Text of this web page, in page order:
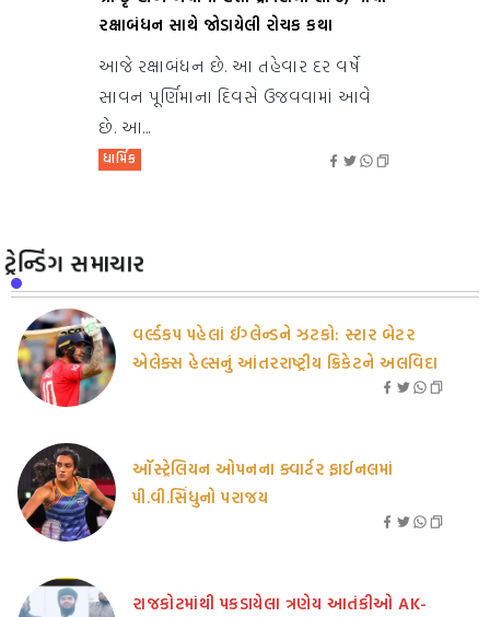
રક્ષાબંધન સાથે જોડાયેલી રોચક કથા
આજે રક્ષાબંધન છે. આ તહેવાર દર વર્ષે
સાવન પૂર્ણિમાના દિવસે ઉજવવામાં આવે
છે. આ...
ધાર્મિક
ટ્રેન્ડિંગ સમાચાર
વર્લ્ડકપ પહેલાં ઈંગ્લેન્ડને ઝટકો: સ્ટાર બેટર
એલેક્સ હેલ્સનું આંતરરાષ્ટ્રીય ક્રિકેટને અલવિદા
ઑસ્ટ્રેલિયન ઓપનના ક્વાર્ટર ફાઈનલમાં
પી.વી.સિંધુનો પરાજય
રાજકોટમાંથી પકડાયેલા ત્રણેય આતંકીઓ AK-